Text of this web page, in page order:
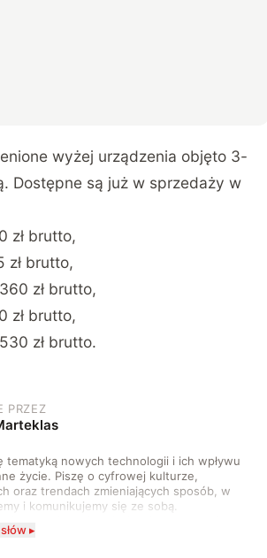
wyżej urządzenia objęto 3-
Dostępne są już w sprzedaży w
zł brutto,
zł brutto,
zł brutto,
zł brutto,
zł brutto.
PRZEZ
tematyką nowych technologii i ich wpływu
życie. Piszę o cyfrowej kulturze,
oraz trendach zmieniających sposób, w
i komunikujemy się ze sobą.
współczesną popkulturą. W wolnych
▸